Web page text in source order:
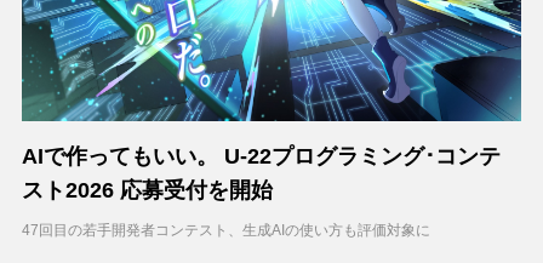
AIで作ってもいい。 U-22プログラミング･コンテ
スト2026 応募受付を開始
47回目の若手開発者コンテスト、生成AIの使い方も評価対象に